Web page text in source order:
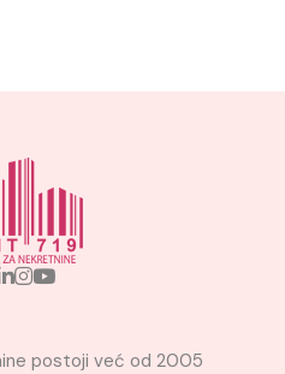
postoji već od 2005